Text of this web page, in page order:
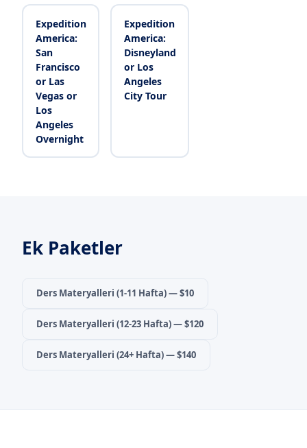
Expedition
America:
San
Francisco
or Las
Vegas or
Los
Angeles
Overnight
Expedition
America:
Disneyland
or Los
Angeles
City Tour
Ek Paketler
Ders Materyalleri (1-11 Hafta)— $10
Ders Materyalleri (12-23 Hafta)— $120
Ders Materyalleri (24+ Hafta)— $140